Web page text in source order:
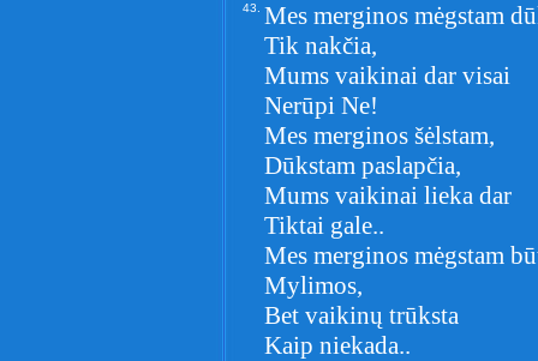
43. Mes merginos mėgstam
Tik nakčia,
Mums vaikinai dar visai
Nerūpi Ne!
Mes merginos šėlstam,
Dūkstam paslapčia,
Mums vaikinai lieka dar
Tiktai gale..
Mes merginos mėgstam
Mylimos,
Bet vaikinų trūksta
Kaip niekada..